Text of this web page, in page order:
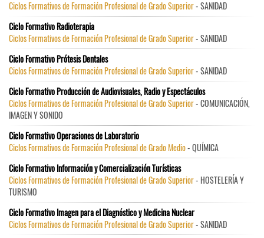
Ciclos Formativos de Formación Profesional de Grado Superior- SANIDAD
Ciclo Formativo Radioterapia
Ciclos Formativos de Formación Profesional de Grado Superior- SANIDAD
Ciclo Formativo Prótesis Dentales
Ciclos Formativos de Formación Profesional de Grado Superior- SANIDAD
Ciclo Formativo Producción de Audiovisuales, Radio y Espectáculos
Ciclos Formativos de Formación Profesional de Grado Superior- COMUNICACIÓN,
IMAGEN Y SONIDO
Ciclo Formativo Operaciones de Laboratorio
Ciclos Formativos de Formación Profesional de Grado Medio- QUÍMICA
Ciclo Formativo Información y Comercialización Turísticas
Ciclos Formativos de Formación Profesional de Grado Superior- HOSTELERÍA Y
TURISMO
Ciclo Formativo Imagen para el Diagnóstico y Medicina Nuclear
Ciclos Formativos de Formación Profesional de Grado Superior- SANIDAD